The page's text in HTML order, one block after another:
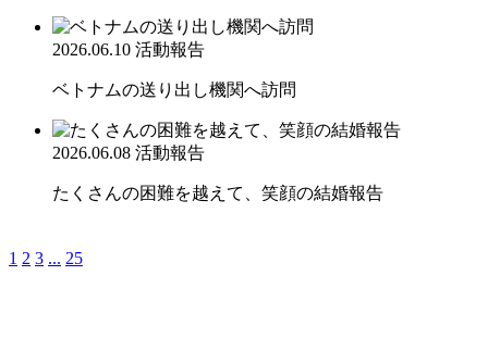
2026.06.10 活動報告
ベトナムの送り出し機関へ訪問
2026.06.08 活動報告
たくさんの困難を越えて、笑顔の結婚報告
1 2 3 ... 25